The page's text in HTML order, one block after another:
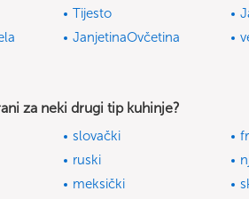
Tijesto
JanjetinaOvčetina
za neki drugi tip kuhinje?
slovački
ruski
meksički